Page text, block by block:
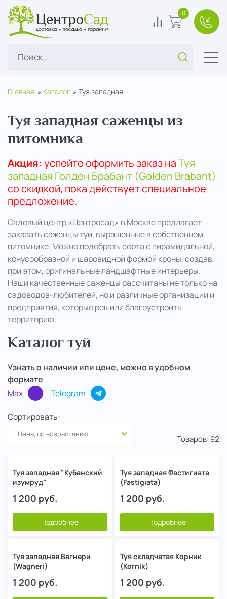
ЦентроСад
Поиск...
В сравнение
В корзину
0
Главная Каталог Туя западная
Туя западная саженцы из
питомника
Акция: успейте оформить заказ наТуя
западная Голден Брабант (Golden Brabant)
со скидкой, пока действует специальное
предложение.
Садовый центр «Центросад» в Москве предлагает
заказать саженцы туи, выращенные в собственном
питомнике. Можно подобрать сорта с пирамидальной,
конусообразной и шаровидной формой кроны, создав,
при этом, оригинальные ландшафтные интерьеры.
Наши качественные саженцы рассчитаны не только на
садоводов-любителей, но и различные организации и
предприятия, которые решили благоустроить
территорию.
Каталог туй
Узнать о наличии или цене, можно в удобном
формате
Max
Telegram
Сортировать:
Товаров: 92
Туя западная "Кубанский
изумруд"
1 200 руб.
Подробнее
Туя западная Фастигиата
(Fastigiata)
1 200 руб.
Подробнее
Туя западная Вагнери
(Wagneri)
1 200 руб.
Туя складчатая Корник
(Kornik)
1 200 руб.